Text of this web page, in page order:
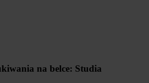
na belce: Studia